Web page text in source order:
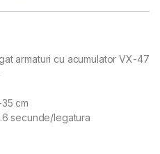
armaturi cu acumulator VX-47
cm
secunde/legatura